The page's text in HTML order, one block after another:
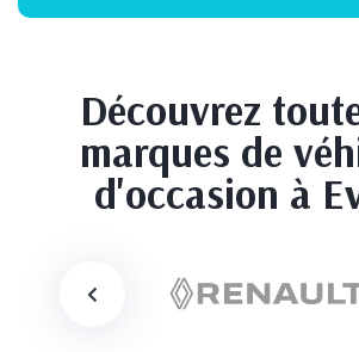
Découvrez
marques de
d'occasion à